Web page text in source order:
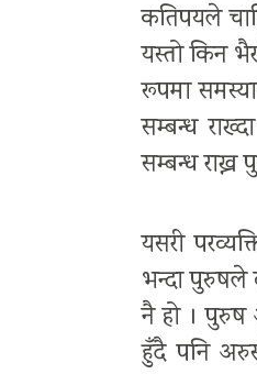
कतिपयले
यस्तो किन
रूपमा
सम्बन्ध
सम्बन्ध राख्न
यसरी
भन्दा पुरुषले
नै हो । पुरुष
हुँदै पनि